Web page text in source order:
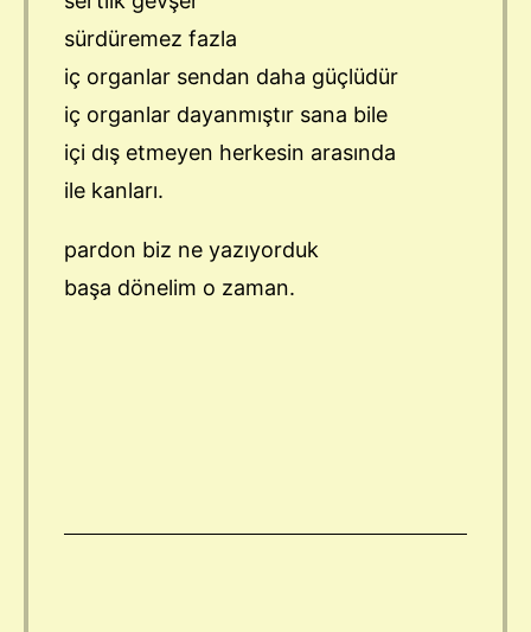
sürdüremez fazla
iç organlar sendan daha güçlüdür
iç organlar dayanmıştır sana bile
içi dış etmeyen herkesin arasında
ile kanları.
pardon biz ne yazıyorduk
başa dönelim o zaman.